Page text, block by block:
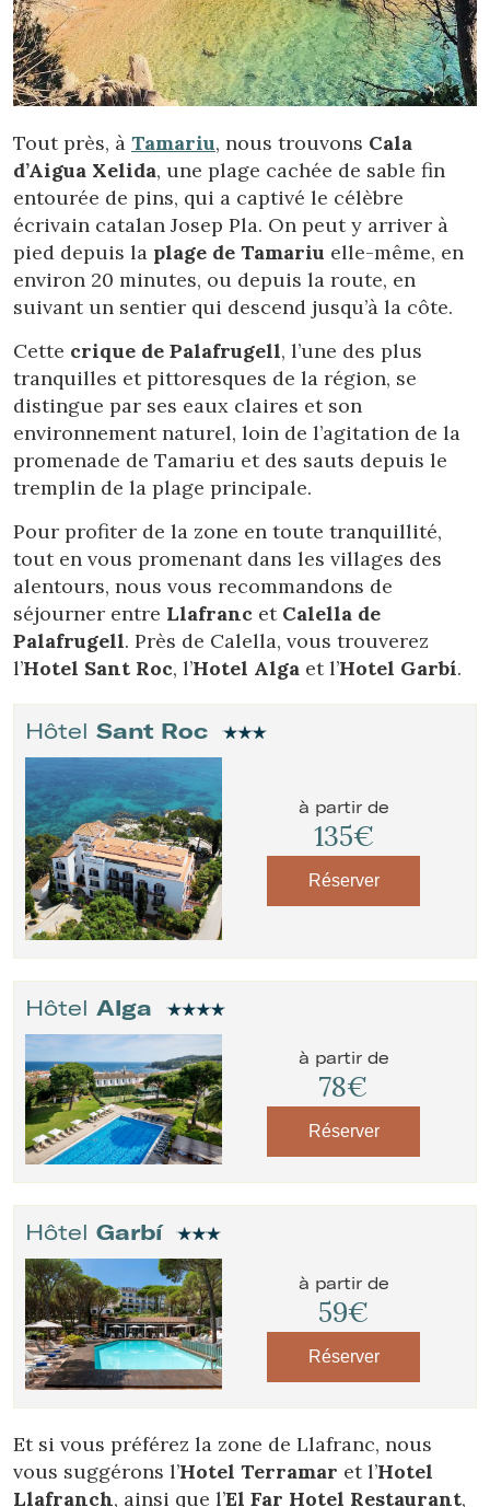
Vérifier le code de réservation
Tout près, à Tamariu, nous trouvons Cala
d’Aigua Xelida, une plage cachée de sable fin
entourée de pins, qui a captivé le célèbre
écrivain catalan Josep Pla. On peut y arriver à
pied depuis la plage de Tamariu elle-même, en
environ 20 minutes, ou depuis la route, en
suivant un sentier qui descend jusqu’à la côte.
Cette crique de Palafrugell, l’une des plus
tranquilles et pittoresques de la région, se
distingue par ses eaux claires et son
environnement naturel, loin de l’agitation de la
promenade de Tamariu et des sauts depuis le
tremplin de la plage principale.
Pour profiter de la zone en toute tranquillité,
tout en vous promenant dans les villages des
alentours, nous vous recommandons de
séjourner entre Llafranc et Calella de
Palafrugell. Près de Calella, vous trouverez
l’Hotel Sant Roc, l’Hotel Alga et l’Hotel Garbí.
Hôtel Sant Roc
à partir de
135€
Réserver
Hôtel Alga
à partir de
78€
Réserver
Hôtel Garbí
à partir de
59€
Réserver
Et si vous préférez la zone de Llafranc, nous
vous suggérons l’Hotel Terramar et l’Hotel
Llafranch, ainsi que l’El Far Hotel Restaurant,